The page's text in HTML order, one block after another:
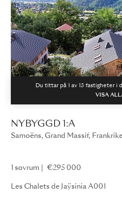
Du tittar på 1 av 13 fastigheter i
VISA
NYBYGGD 1:A
Samoëns, Grand Massif,
1 sovrum €295 000
Les Chalets de Jaÿsinia A001